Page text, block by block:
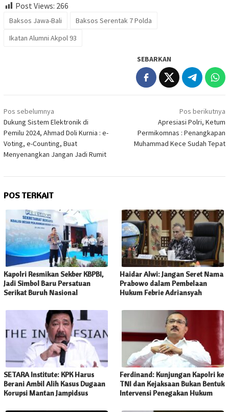
Post Views: 266
Baksos Jawa-Bali
Baksos Serentak 7 Polda
Ikatan Alumni Akpol 93
SEBARKAN
Navigasi
pos
Pos sebelumnya
Dukung Sistem Elektronik di
Pemilu 2024, Ahmad Doli Kurnia : e-
Voting, e-Counting, Buat
Menyenangkan Jangan Jadi Rumit
Pos berikutnya
Apresiasi Polri, Ketum
Permikomnas : Penangkapan
Muhammad Kece Sudah Tepat
POS TERKAIT
Kapolri Resmikan Sekber KBPBI,
Jadi Simbol Baru Persatuan
Serikat Buruh Nasional
Haidar Alwi: Jangan Seret Nama
Prabowo dalam Pembelaan
Hukum Febrie Adriansyah
SETARA Institute: KPK Harus
Berani Ambil Alih Kasus Dugaan
Korupsi Mantan Jampidsus
Ferdinand: Kunjungan Kapolri ke
TNI dan Kejaksaan Bukan Bentuk
Intervensi Penegakan Hukum